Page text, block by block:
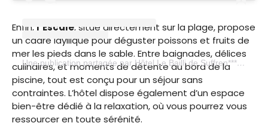
Une publication partagée par Hôtel Le Bailli de Suffren**** (@lebaillidesuffren)
Enfin, l’Escale, situé directement sur la plage, propose
un cadre idyllique pour déguster poissons et fruits de
mer les pieds dans le sable. Entre baignades, délices
culinaires, et moments de détente au bord de la
piscine, tout est conçu pour un séjour sans
contraintes. L’hôtel dispose également d’un espace
bien-être dédié à la relaxation, où vous pourrez vous
ressourcer en toute sérénité.